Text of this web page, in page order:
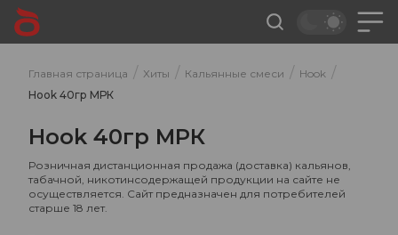
Главная страница / Хиты / Кальянные смеси / Hook /
Hook 40гр МРК
Hook 40гр МРК
Розничная дистанционная продажа (доставка) кальянов,
табачной, никотинсодержащей продукции на сайте не
осуществляется. Сайт предназначен для потребителей
старше 18 лет.